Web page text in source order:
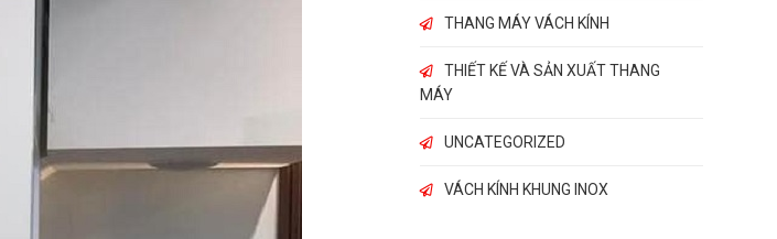
THANG MÁY VÁCH KÍNH
THIẾT KẾ VÀ SẢN XUẤT THANG
MÁY
UNCATEGORIZED
VÁCH KÍNH KHUNG INOX